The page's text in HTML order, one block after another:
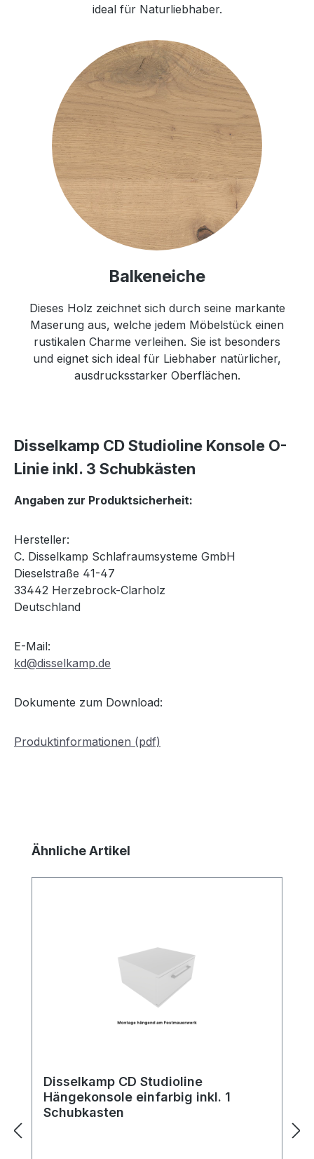
ideal für Naturliebhaber.
Balkeneiche
Dieses Holz zeichnet sich durch seine markante
Maserung aus, welche jedem Möbelstück einen
rustikalen Charme verleihen. Sie ist besonders
und eignet sich ideal für Liebhaber natürlicher,
ausdrucksstarker Oberflächen.
Disselkamp CD Studioline Konsole O-
Linie inkl. 3 Schubkästen
Angaben zur Produktsicherheit:
Hersteller:
C. Disselkamp Schlafraumsysteme GmbH
Dieselstraße 41-47
33442 Herzebrock-Clarholz
Deutschland
E-Mail:
kd@disselkamp.de
Dokumente zum Download:
Produktinformationen (pdf)
Produktgalerie überspringen
Ähnliche Artikel
Disselkamp CD Studioline
Hängekonsole einfarbig inkl. 1
Schubkasten